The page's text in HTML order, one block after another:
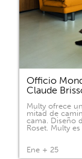
Officio
Claude
Multy ofrece
mitad de
cama. Diseño
Roset. Multy
Ene + 25